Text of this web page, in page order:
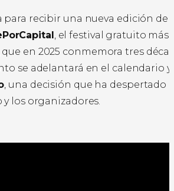
para recibir una nueva edición de
, el festival gratuito
en 2025 conmemora tres
se adelantará en el calendario y
, una decisión que ha despertado
los organizadores.